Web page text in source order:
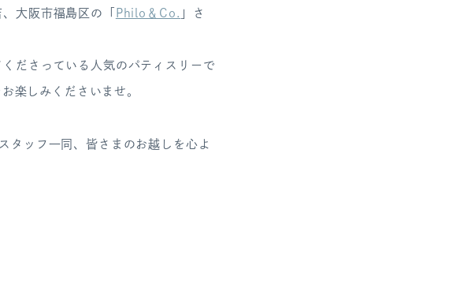
大阪市福島区の「 Philo＆Co. 」 さ
ださっている人気のパティスリーで
楽しみくださいませ。
タッフ一同、皆さまのお越しを心よ